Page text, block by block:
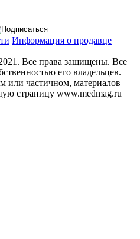
Информация о продавце
Все права защищены. Все
его владельцев.
или частичном, материалов
страницу www.medmag.ru